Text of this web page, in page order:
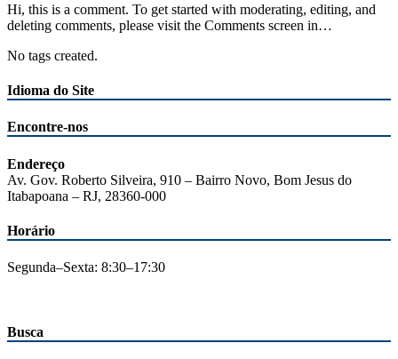
Hi, this is a comment. To get started with moderating, editing, and
deleting comments, please visit the Comments screen in…
No tags created.
Idioma do Site
Encontre-nos
Endereço
Av. Gov. Roberto Silveira, 910 – Bairro Novo, Bom Jesus do
Itabapoana – RJ, 28360-000
Horário
Segunda–Sexta: 8:30–17:30
Busca